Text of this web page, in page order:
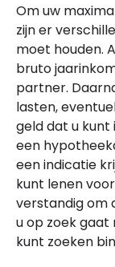
Om uw
zijn er
moet houden.
bruto
partner.
lasten,
geld dat u
een
een indicatie
kunt lenen
verstandig om
u op zoek gaat
kunt zoeken